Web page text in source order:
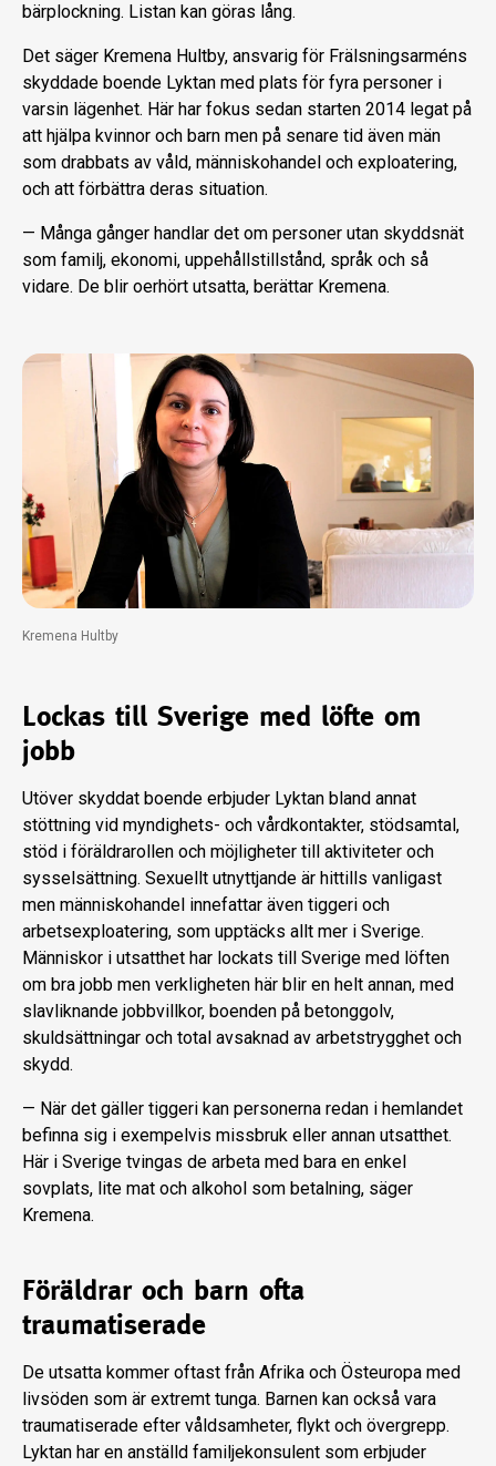
bärplockning. Listan kan göras lång.
Det säger Kremena Hultby, ansvarig för Frälsningsarméns
skyddade boende Lyktan med plats för fyra personer i
varsin lägenhet. Här har fokus sedan starten 2014 legat på
att hjälpa kvinnor och barn men på senare tid även män
som drabbats av våld, människohandel och exploatering,
och att förbättra deras situation.
— Många gånger handlar det om personer utan skyddsnät
som familj, ekonomi, uppehållstillstånd, språk och så
vidare. De blir oerhört utsatta, berättar Kremena.
Kremena Hultby
Lockas till Sverige med löfte om
jobb
Utöver skyddat boende erbjuder Lyktan bland annat
stöttning vid myndighets- och vårdkontakter, stödsamtal,
stöd i föräldrarollen och möjligheter till aktiviteter och
sysselsättning. Sexuellt utnyttjande är hittills vanligast
men människohandel innefattar även tiggeri och
arbetsexploatering, som upptäcks allt mer i Sverige.
Människor i utsatthet har lockats till Sverige med löften
om bra jobb men verkligheten här blir en helt annan, med
slavliknande jobbvillkor, boenden på betonggolv,
skuldsättningar och total avsaknad av arbetstrygghet och
skydd.
— När det gäller tiggeri kan personerna redan i hemlandet
befinna sig i exempelvis missbruk eller annan utsatthet.
Här i Sverige tvingas de arbeta med bara en enkel
sovplats, lite mat och alkohol som betalning, säger
Kremena.
Föräldrar och barn ofta
traumatiserade
De utsatta kommer oftast från Afrika och Östeuropa med
livsöden som är extremt tunga. Barnen kan också vara
traumatiserade efter våldsamheter, flykt och övergrepp.
Lyktan har en anställd familjekonsulent som erbjuder